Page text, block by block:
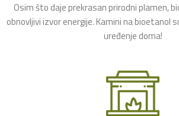
Osim što daje prekrasan prirodni plamen,
obnovljivi izvor energije. Kamini na bioetanol
uređenje doma!